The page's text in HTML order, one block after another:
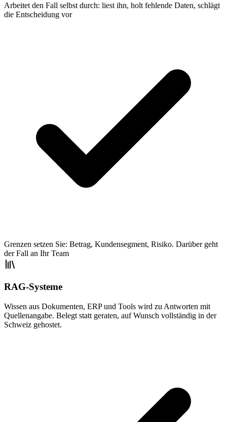
Arbeitet den Fall selbst durch: liest ihn, holt fehlende Daten, schlägt
die Entscheidung vor
Grenzen setzen Sie: Betrag, Kundensegment, Risiko. Darüber geht
der Fall an Ihr Team
RAG-Systeme
Wissen aus Dokumenten, ERP und Tools wird zu Antworten mit
Quellenangabe. Belegt statt geraten, auf Wunsch vollständig in der
Schweiz gehostet.